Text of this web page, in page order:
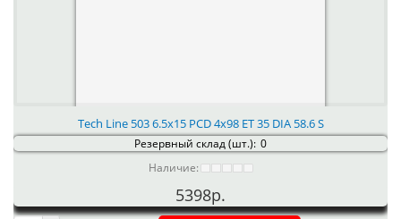
Tech Line 503 6.5x15 PCD 4x98 ET 35 DIA 58.6 S
Резервный склад (шт.): 0
Наличие:
5398р.